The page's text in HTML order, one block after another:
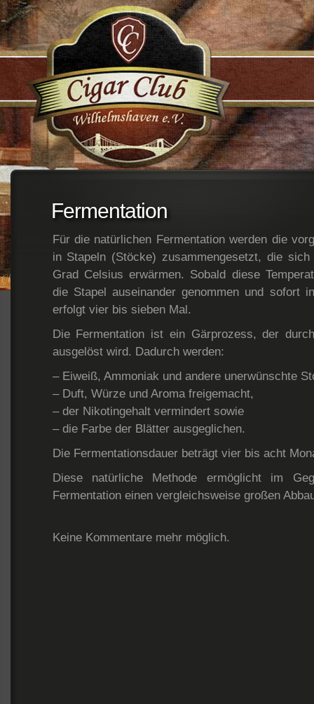
;
Fermentation
Für die natürlichen Fermentation werden die
in Stapeln (Stöcke) zusammengesetzt, die
Grad Celsius erwärmen. Sobald diese
die Stapel auseinander genommen und sofort
erfolgt vier bis sieben Mal.
Die Fermentation ist ein Gärprozess, der
ausgelöst wird. Dadurch werden:
– Eiweiß, Ammoniak und andere unerwünschte
– Duft, Würze und Aroma freigemacht,
– der Nikotingehalt vermindert sowie
– die Farbe der Blätter ausgeglichen.
Die Fermentationsdauer beträgt vier bis acht
Diese natürliche Methode ermöglicht im
Fermentation einen vergleichsweise großen
Keine Kommentare mehr möglich.